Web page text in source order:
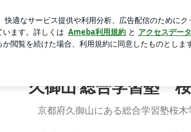
を見据えて早めに行動されてますね。 | 久
ッシュリスト
久御山 総合学習塾
京都府久御山にある総合学習塾桜